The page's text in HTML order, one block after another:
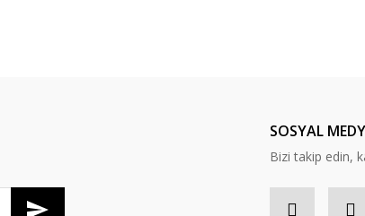
SOSYAL
Bizi takip edin,